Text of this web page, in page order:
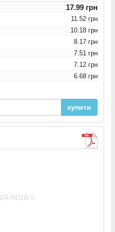
17.99 грн
11.52 грн
10.18 грн
8.17 грн
7.51 грн
7.12 грн
6.68 грн
купити